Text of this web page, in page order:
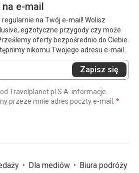
e-mail
na Twój e-mail! Wolisz
egzotyczne przygody czy może
oferty bezpośrednio do Ciebie.
nikomu Twojego adresu e-mail.
Zapisz się
Travelplanet.pl S.A. informacje
przeze mnie adres poczty e-mail. *
Dla mediów
Biura podróży